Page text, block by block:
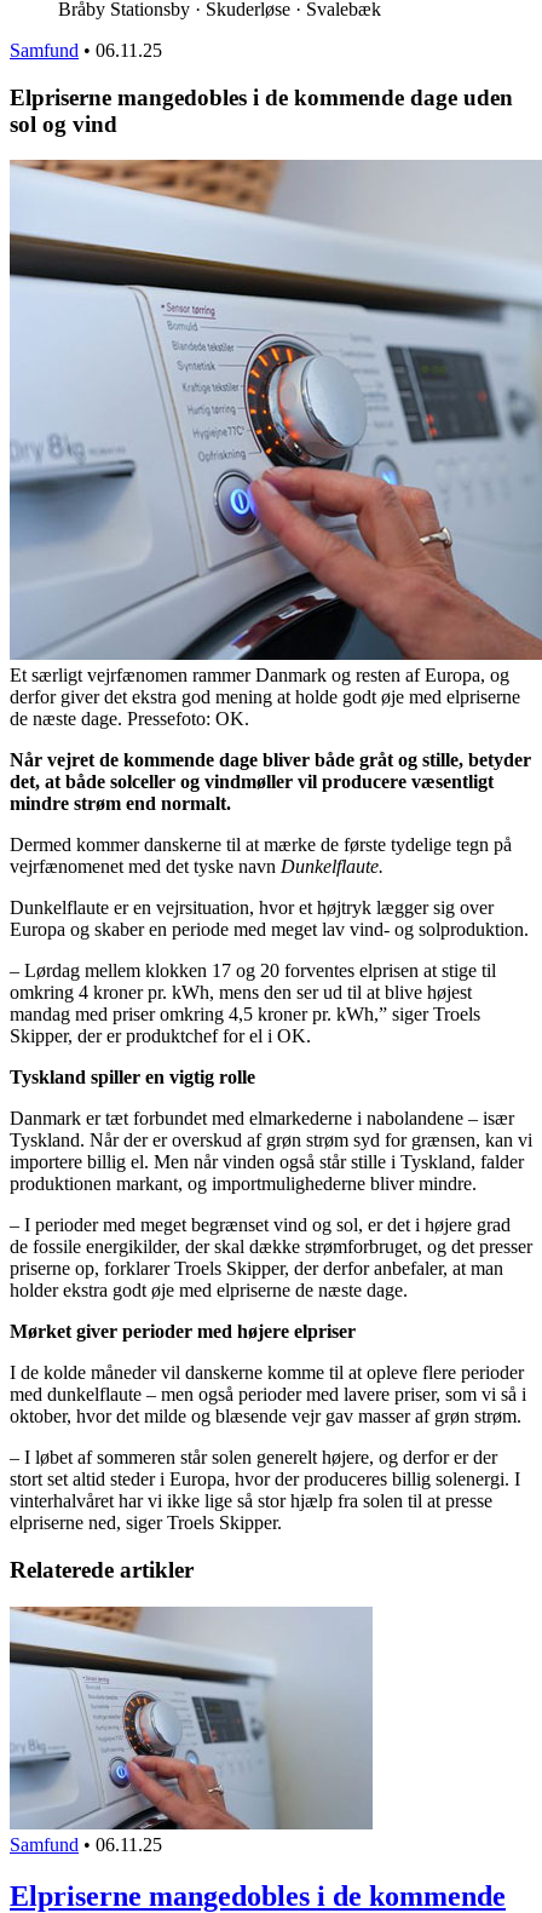
Bråby Stationsby · Skuderløse · Svalebæk
Samfund • 06.11.25
Elpriserne mangedobles i de kommende dage uden
sol og vind
Et særligt vejrfænomen rammer Danmark og resten af Europa, og
derfor giver det ekstra god mening at holde godt øje med elpriserne
de næste dage. Pressefoto: OK.
Når vejret de kommende dage bliver både gråt og stille, betyder
det, at både solceller og vindmøller vil producere væsentligt
mindre strøm end normalt.
Dermed kommer danskerne til at mærke de første tydelige tegn på
vejrfænomenet med det tyske navn Dunkelflaute.
Dunkelflaute er en vejrsituation, hvor et højtryk lægger sig over
Europa og skaber en periode med meget lav vind- og solproduktion.
– Lørdag mellem klokken 17 og 20 forventes elprisen at stige til
omkring 4 kroner pr. kWh, mens den ser ud til at blive højest
mandag med priser omkring 4,5 kroner pr. kWh,” siger Troels
Skipper, der er produktchef for el i OK.
Tyskland spiller en vigtig rolle
Danmark er tæt forbundet med elmarkederne i nabolandene – især
Tyskland. Når der er overskud af grøn strøm syd for grænsen, kan vi
importere billig el. Men når vinden også står stille i Tyskland, falder
produktionen markant, og importmulighederne bliver mindre.
– I perioder med meget begrænset vind og sol, er det i højere grad
de fossile energikilder, der skal dække strømforbruget, og det presser
priserne op, forklarer Troels Skipper, der derfor anbefaler, at man
holder ekstra godt øje med elpriserne de næste dage.
Mørket giver perioder med højere elpriser
I de kolde måneder vil danskerne komme til at opleve flere perioder
med dunkelflaute – men også perioder med lavere priser, som vi så i
oktober, hvor det milde og blæsende vejr gav masser af grøn strøm.
– I løbet af sommeren står solen generelt højere, og derfor er der
stort set altid steder i Europa, hvor der produceres billig solenergi. I
vinterhalvåret har vi ikke lige så stor hjælp fra solen til at presse
elpriserne ned, siger Troels Skipper.
Relaterede artikler
Samfund • 06.11.25
Elpriserne mangedobles i de kommende